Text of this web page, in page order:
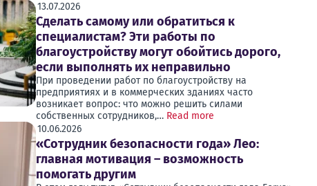
13.07.2026
Сделать самому или обратиться к
специалистам? Эти работы по
благоустройству могут обойтись дорого,
если выполнять их неправильно
При проведении работ по благоустройству на
предприятиях и в коммерческих зданиях часто
возникает вопрос: что можно решить силами
собственных сотрудников,… Read more
10.06.2026
«Сотрудник безопасности года» Лео:
главная мотивация – возможность
помогать другим